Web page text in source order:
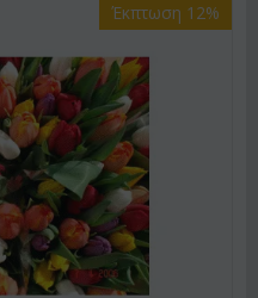
Έκπτωση 12%